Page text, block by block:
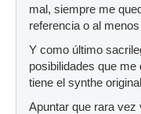
mal, siempre me
referencia o al
Y como último
posibilidades que
tiene el synthe
Apuntar que rara vez